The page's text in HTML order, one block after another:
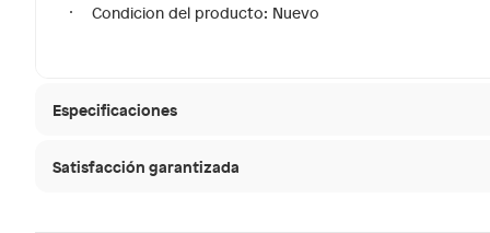
Condicion del producto: Nuevo
Especificaciones
Tipo de ajuste
Satisfacción garantizada